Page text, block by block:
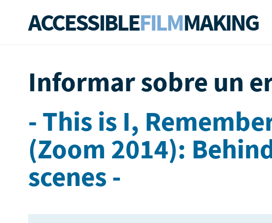
ACCESSIBLEFILMMAKING
Informar sobre un
- This is I,
(Zoom 2014):
scenes -